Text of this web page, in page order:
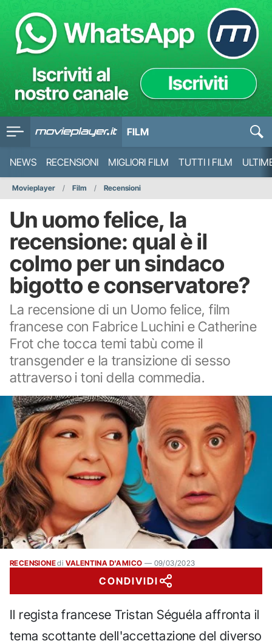
FILM
NEWS RECENSIONI MIGLIORI FILM TUTTI I FILM
Movieplayer Film Recensioni
Un uomo felice, la
recensione: qual è il
colmo per un sindaco
bigotto e conservatore?
La recensione di un Uomo felice, film
francese con Fabrice Luchini e Catherine
Frot che tocca temi tabù come il
transgender e la transizione di sesso
attraverso i toni della commedia.
RECENSIONEdi VALENTINA D'AMICO — 09/03/2023
CONDIVIDI
Il regista francese Tristan Séguéla affronta il
tema scottante dell'accettazione del diverso